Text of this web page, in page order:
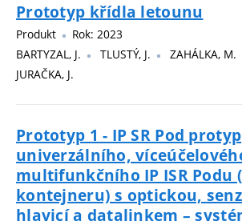
Prototyp křídla letounu
Produkt
Rok: 2023
BARTYZAL, J.
TLUSTÝ, J. ZAHÁLKA, M.
JURAČKA, J.
Prototyp 1 - IP SR Pod protyp
univerzálního,
multifunkčního IP ISR Podu
kontejneru) s optickou,
hlavicí a datalinkem –